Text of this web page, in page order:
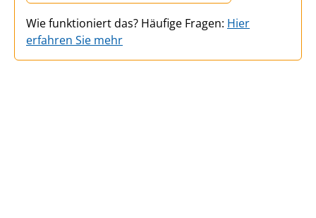
Wie funktioniert das? Häufige Fragen: Hier
erfahren Sie mehr